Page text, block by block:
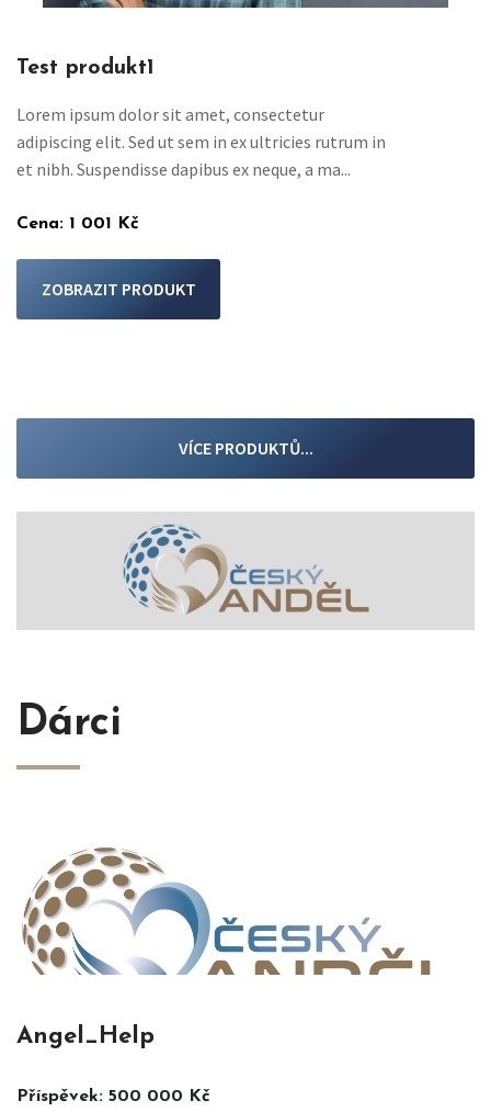
Test produkt1
Lorem ipsum dolor sit amet, consectetur
adipiscing elit. Sed ut sem in ex ultricies rutrum in
et nibh. Suspendisse dapibus ex neque, a ma...
Cena: 1 001 Kč
ZOBRAZIT PRODUKT
VÍCE PRODUKTŮ...
Dárci
Angel_Help
Příspěvek: 500 000 Kč